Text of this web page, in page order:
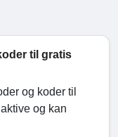
til gratis
og koder til
og kan